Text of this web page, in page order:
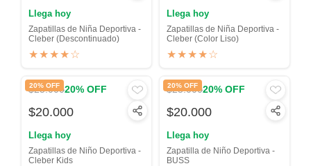
Llega hoy
Zapatillas de Niña Deportiva -
Cleber (Descontinuado)
★★★★☆
Llega hoy
Zapatillas de Niña Deportiva -
Cleber (Color Liso)
★★★★☆
20% OFF
$25.00020% OFF
$20.000
Llega hoy
Zapatillas de Niño Deportiva -
Cleber Kids
20% OFF
$25.00020% OFF
$20.000
Llega hoy
Zapatilla de Niño Deportiva -
BUSS